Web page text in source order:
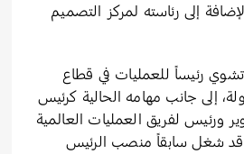
إلى رئاسته لمركز التصميم
رئيساً للعمليات في قطاع
إلى جانب مهامه الحالية كرئيس
ورئيس لفريق العمليات العالمية
شغل سابقاً منصب الرئيس